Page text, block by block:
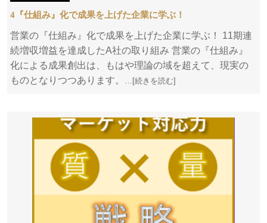
4『仕組み』化で成果を上げた企業に学ぶ！
営業の『仕組み』化で成果を上げた企業に学ぶ！ 11期連
続増収増益を達成したA社の取り組み 営業の『仕組み』
化による成果創出は、もはや理論の域を超えて、現実の
ものとなりつつあります。
…[続きを読む]